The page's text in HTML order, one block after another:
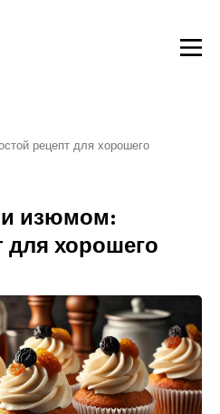
рецепт для хорошего
изюмом:
для хорошего